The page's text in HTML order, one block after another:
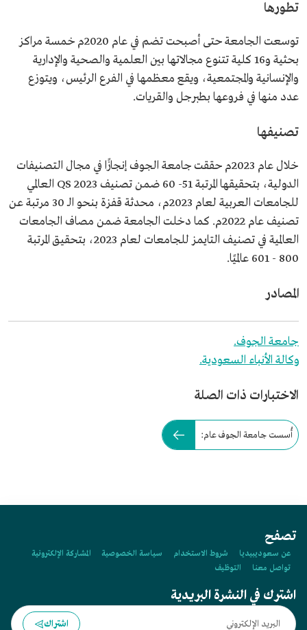
تطورها
توسعت الجامعة حتى أصبحت تضم في عام 2020م خمسة مراكز
بحثية و16 كلية تتنوع مجالاتها بين العلمية والصحية والإدارية
والإنسانية والمجتمعية، ويقع معظمها في الفرع الرئيس، ويتوزع
عدد منها في فروعها بطبرجل والقريات.
تصنيفها
خلال عام 2023م حققت جامعة الجوف إنجازًا في مجال التصنيفات
الدولية، بتحقيقها المرتبة 51- 60 ضمن تصنيف QS 2023 العالمي
للجامعات العربية لعام 2023م، محدثة قفزة بنحو الـ 30 مرتبة عن
تصنيف عام 2022م. كما دخلت الجامعة ضمن مصاف الجامعات
العالمية في تصنيف التايمز للجامعات لعام 2023، بتحقيق المرتبة
800 - 601 عالميًا.
المصادر
جامعة الجوف.
وكالة الأنباء السعودية.
الاختبارات ذات الصلة
أُسست جامعة الجوف عام:
تصفح
عن سعوديبيديا شروط الاستخدام سياسة الخصوصية
المشاركة الإلكترونية
تواصل معنا
التوظيف
اشترك في النشرة البريدية
اشتراك